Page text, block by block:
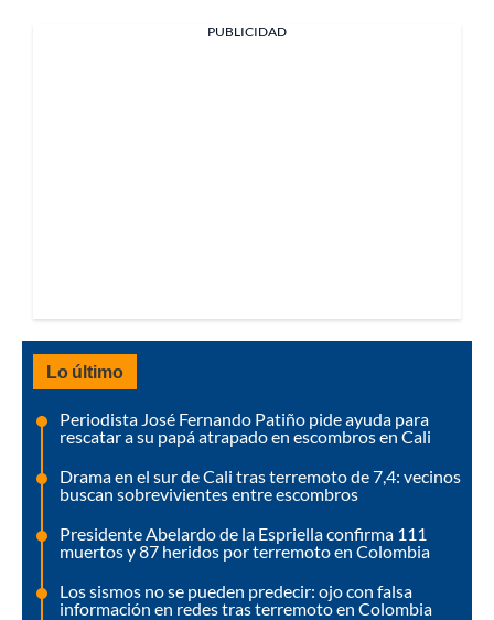
PUBLICIDAD
Lo último
Periodista José Fernando Patiño pide ayuda para
rescatar a su papá atrapado en escombros en Cali
Drama en el sur de Cali tras terremoto de 7,4: vecinos
buscan sobrevivientes entre escombros
Presidente Abelardo de la Espriella confirma 111
muertos y 87 heridos por terremoto en Colombia
Los sismos no se pueden predecir: ojo con falsa
información en redes tras terremoto en Colombia